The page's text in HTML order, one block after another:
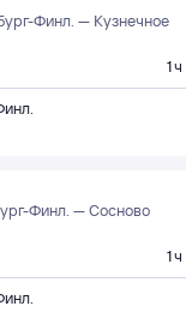
Финл. — Кузнечное
1
Финл. — Сосново
1